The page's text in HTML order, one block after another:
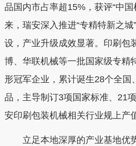
品国内市占率超15%，获评“中
来，瑞安深入推进“专精特新之城
设，产业升级成效显著。印刷包
博、华联机械等一批国家级专精
形冠军企业，累计诞生28个全国
品，主导制订3项国家标准、21
安印刷包装机械相关行业规上产
立足本地深厚的产业基地优